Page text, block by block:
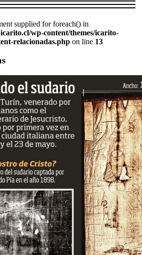
supplied for foreach() in
wp-content/themes/icarito-
relacionadas.php on line 13